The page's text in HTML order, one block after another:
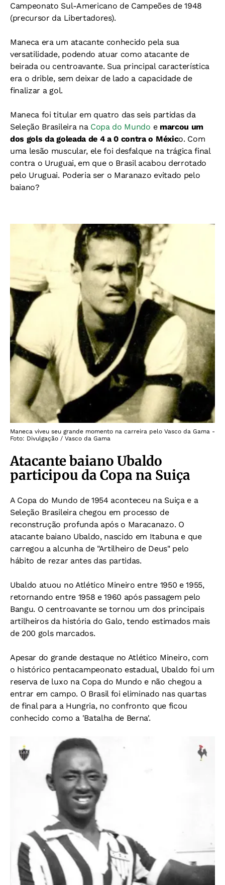
Campeonato Sul-Americano de Campeões de 1948
(precursor da Libertadores).
Maneca era um atacante conhecido pela sua
versatilidade, podendo atuar como atacante de
beirada ou centroavante. Sua principal característica
era o drible, sem deixar de lado a capacidade de
finalizar a gol.
Maneca foi titular em quatro das seis partidas da
Seleção Brasileira na Copa do Mundo e marcou um
dos gols da goleada de 4 a 0 contra o México. Com
uma lesão muscular, ele foi desfalque na trágica final
contra o Uruguai, em que o Brasil acabou derrotado
pelo Uruguai. Poderia ser o Maranazo evitado pelo
baiano?
Maneca viveu seu grande momento na carreira pelo Vasco da Gama -
Foto: Divulgação / Vasco da Gama
Atacante baiano Ubaldo
participou da Copa na Suiça
A Copa do Mundo de 1954 aconteceu na Suiça e a
Seleção Brasileira chegou em processo de
reconstrução profunda após o Maracanazo. O
atacante baiano Ubaldo, nascido em Itabuna e que
carregou a alcunha de "Artilheiro de Deus" pelo
hábito de rezar antes das partidas.
Ubaldo atuou no Atlético Mineiro entre 1950 e 1955,
retornando entre 1958 e 1960 após passagem pelo
Bangu. O centroavante se tornou um dos principais
artilheiros da história do Galo, tendo estimados mais
de 200 gols marcados.
Apesar do grande destaque no Atlético Mineiro, com
o histórico pentacampeonato estadual, Ubaldo foi um
reserva de luxo na Copa do Mundo e não chegou a
entrar em campo. O Brasil foi eliminado nas quartas
de final para a Hungria, no confronto que ficou
conhecido como a 'Batalha de Berna'.